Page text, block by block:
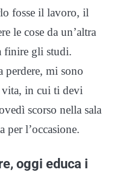
fosse il lavoro, il
le cose da un’altra
finire gli studi.
perdere, mi sono
in cui ti devi
scorso nella sala
l’occasione.
oggi educa i